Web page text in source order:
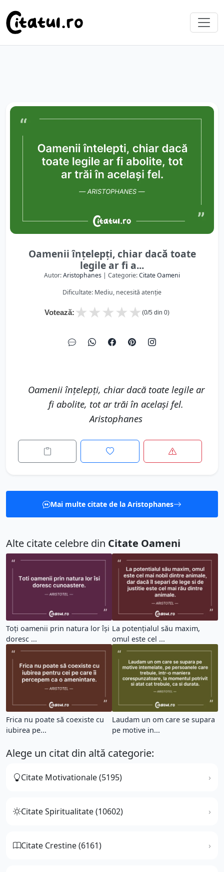
Oamenii înțelepți, chiar dacă toate
legile ar fi a...
Autor:Aristophanes | Categorie:Citate Oameni
Dificultate: Mediu, necesită atenție
Votează: ★
★
★
★
★ (0/5 din 0)
Oamenii înțelepți, chiar dacă toate legile ar
fi abolite, tot ar trăi în același fel.
Aristophanes
Mai multe citate de la Aristophanes
Alte citate celebre din Citate Oameni
Toți oamenii prin natura lor își
doresc ...
La potențialul său maxim,
omul este cel ...
Frica nu poate să coexiste cu
iubirea pe...
Laudam un om care se supara
pe motive in...
Alege un citat din altă categorie:
Citate Motivationale (5195)
Citate Spiritualitate (10602)
Citate Crestine (6161)